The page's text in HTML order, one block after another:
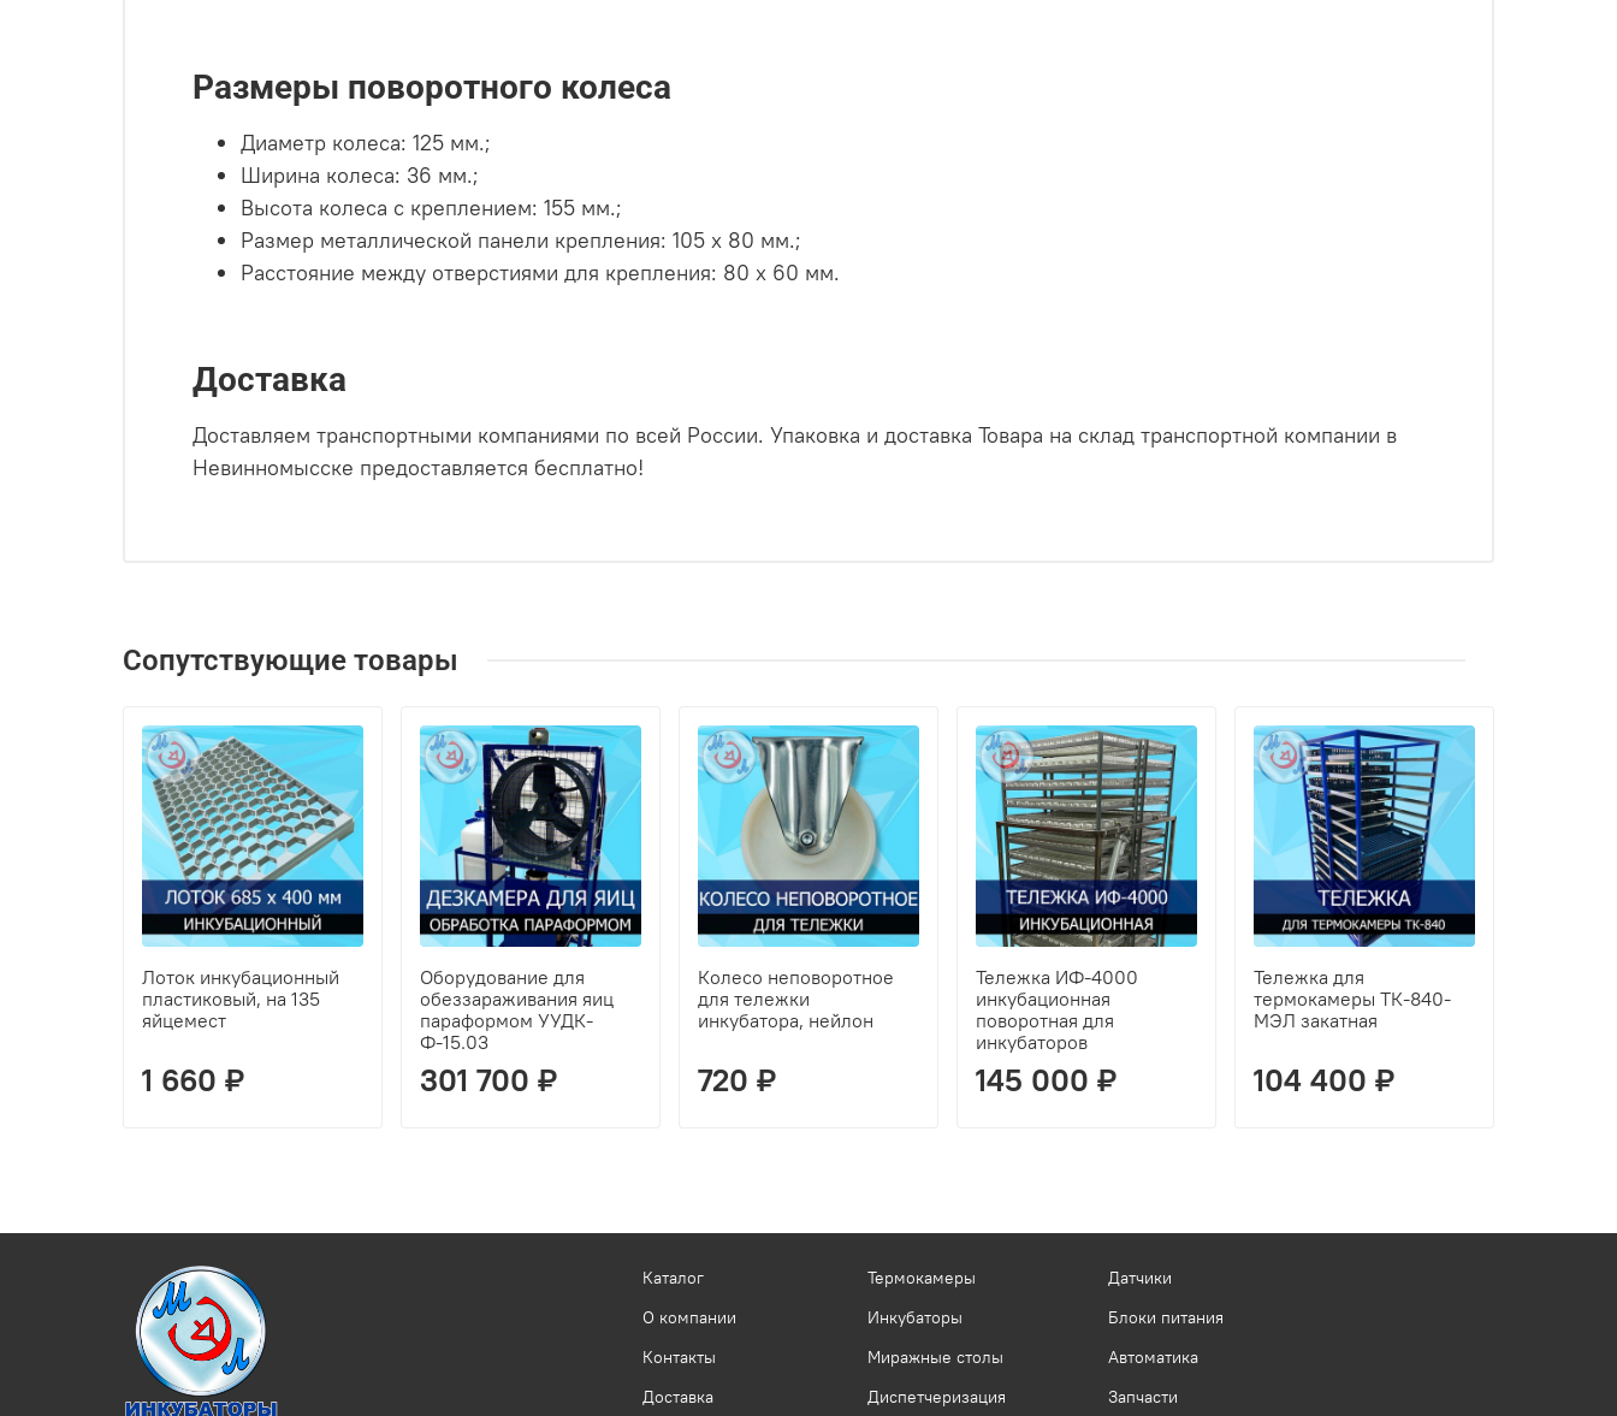
Размеры поворотного колеса
Диаметр колеса: 125 мм.;
Ширина колеса: 36 мм.;
Высота колеса с креплением: 155 мм.;
Размер металлической панели крепления: 105 х 80 мм.;
Расстояние между отверстиями для крепления: 80 х 60 мм.
Доставка
Доставляем транспортными компаниями по всей России. Упаковка и доставка Товара на склад транспортной компании в
Невинномысске предоставляется бесплатно!
Сопутствующие товары
Лоток инкубационный
пластиковый, на 135
яйцемест
1 660 ₽
Оборудование для
обеззараживания яиц
параформом УУДК-
Ф-15.03
301 700 ₽
Колесо неповоротное
для тележки
инкубатора, нейлон
720 ₽
Тележка ИФ-4000
инкубационная
поворотная для
инкубаторов
145 000 ₽
Тележка для
термокамеры ТК-840-
МЭЛ закатная
104 400 ₽
Каталог
О компании
Контакты
Доставка
Термокамеры
Инкубаторы
Миражные столы
Диспетчеризация
Датчики
Блоки питания
Автоматика
Запчасти